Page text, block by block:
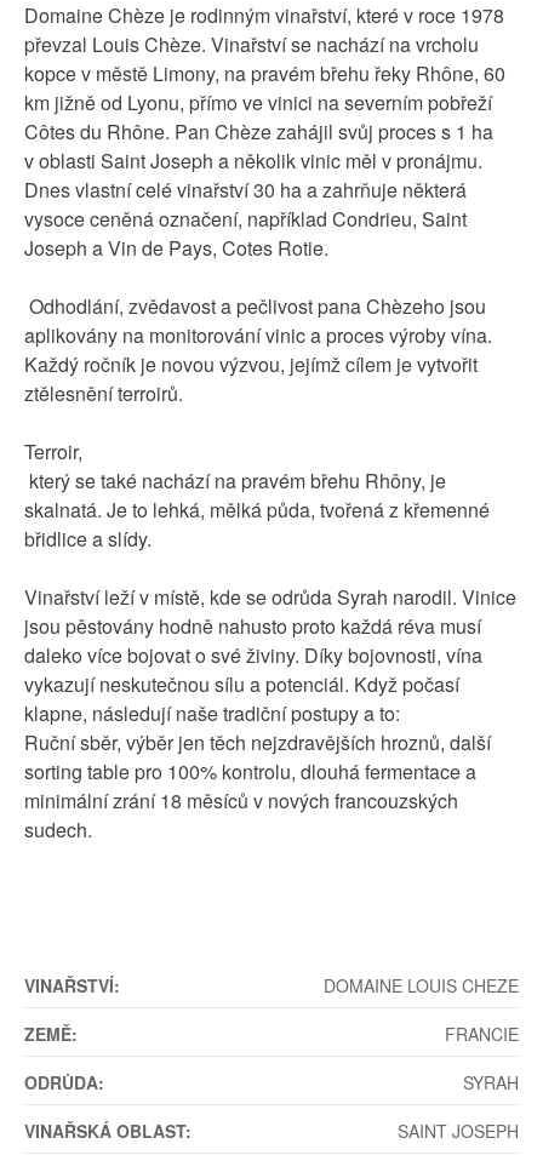
Domaine Chèze je rodinným vinařství, které v roce 1978
převzal Louis Chèze. Vinařství se nachází na vrcholu
kopce v městě Limony, na pravém břehu řeky Rhône, 60
km jižně od Lyonu, přímo ve vinici na severním pobřeží
Côtes du Rhône. Pan Chèze zahájil svůj proces s 1 ha
v oblasti Saint Joseph a několik vinic měl v pronájmu.
Dnes vlastní celé vinařství 30 ha a zahrňuje některá
vysoce ceněná označení, například Condrieu, Saint
Joseph a Vin de Pays, Cotes Rotie.
Odhodlání, zvědavost a pečlivost pana Chèzeho jsou
aplikovány na monitorování vinic a proces výroby vína.
Každý ročník je novou výzvou, jejímž cílem je vytvořit
ztělesnění terroirů.
Terroir,
který se také nachází na pravém břehu Rhôny, je
skalnatá. Je to lehká, mělká půda, tvořená z křemenné
břidlice a slídy.
Vinařství leží v místě, kde se odrůda Syrah narodil. Vinice
jsou pěstovány hodně nahusto proto každá réva musí
daleko více bojovat o své živiny. Díky bojovnosti, vína
vykazují neskutečnou sílu a potenciál. Když počasí
klapne, následují naše tradiční postupy a to:
Ruční sběr, výběr jen těch nejzdravějších hroznů, další
sorting table pro 100% kontrolu, dlouhá fermentace a
minimální zrání 18 měsíců v nových francouzských
sudech.
VINAŘSTVÍ:
DOMAINE LOUIS CHEZE
ZEMĚ:
FRANCIE
ODRŮDA:
SYRAH
VINAŘSKÁ OBLAST:
SAINT JOSEPH